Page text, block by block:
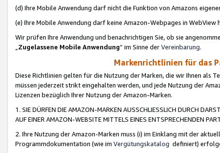
(d) Ihre Mobile Anwendung darf nicht die Funktion von Amazons
(e) Ihre Mobile Anwendung darf keine Amazon-Webpages in WebView
Wir prüfen Ihre Anwendung und benachrichtigen Sie, ob sie
„Zugelassene Mobile Anwendung“ im Sinne derVereinbarung.
Markenrichtlinien für das
Diese Richtlinien gelten für die Nutzung der Marken, die wir Ihnen als
müssen jederzeit strikt eingehalten werden, und jede Nutzung der
Lizenzen bezüglich Ihrer Nutzung der Amazon-Marken.
1. SIE DÜRFEN DIE AMAZON-MARKEN AUSSCHLIESSLICH DURCH
AUF EINER AMAZON-WEBSITE MITTELS EINES ENTSPRECHENDEN
2. Ihre Nutzung der Amazon-Marken muss (i) im Einklang mit der
Programmdokumentation (wie im Vergütungskatalog definiert)